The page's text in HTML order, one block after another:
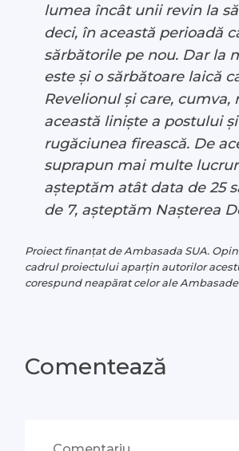
lumea încât unii revin la
deci, în această perioadă
sărbătorile pe nou. Dar la
este și o sărbătoare laică
Revelionul și care, cumva,
această liniște a postului și
rugăciunea firească. De
suprapun mai multe
așteptăm atât data de 25
de 7, așteptăm Nașterea
Proiect finanțat de Ambasada SUA.
cadrul proiectului aparțin autorilor
corespund neapărat celor ale
Comentează